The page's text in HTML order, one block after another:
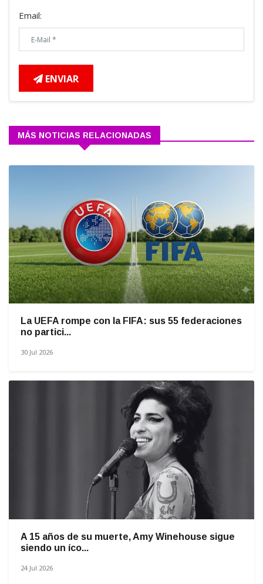
Email:
ENVIAR
MÁS NOTICIAS RELACIONADAS
La UEFA rompe con la FIFA: sus 55 federaciones
no partici...
30 Jul 2026
A 15 años de su muerte, Amy Winehouse sigue
siendo un íco...
24 Jul 2026